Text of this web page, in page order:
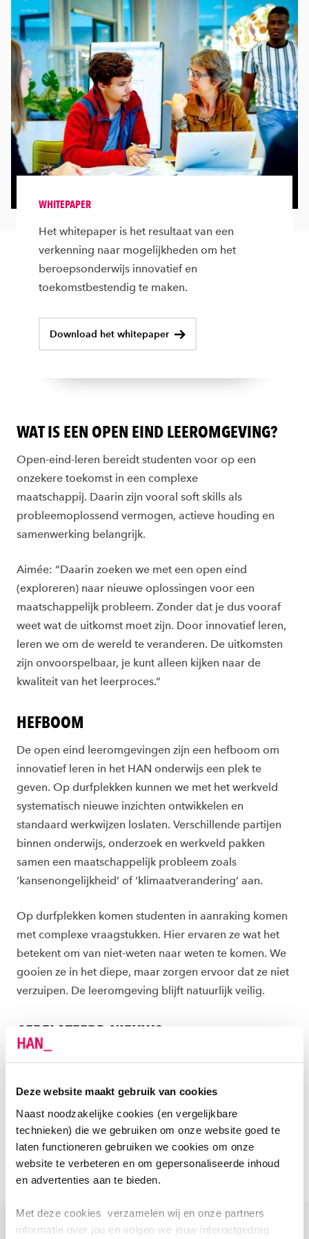
Deze website maakt gebruik van cookies
Naast noodzakelijke cookies (en vergelijkbare
technieken) die we gebruiken om onze website goed te
laten functioneren gebruiken we cookies om onze
website te verbeteren en om gepersonaliseerde inhoud
en advertenties aan te bieden.
Met deze cookies verzamelen wij en onze partners
informatie over jou en volgen we jouw internetgedrag
WHITEPAPER
Het whitepaper is het resultaat van een
verkenning naar mogelijkheden om het
beroepsonderwijs innovatief en
toekomstbestendig te maken.
Download het whitepaper
WAT IS EEN OPEN EIND LEEROMGEVING?
Open-eind-leren bereidt studenten voor op een
onzekere toekomst in een complexe
maatschappij. Daarin zijn vooral soft skills als
probleemoplossend vermogen, actieve houding en
samenwerking belangrijk.
Aimée: “Daarin zoeken we met een open eind
(exploreren) naar nieuwe oplossingen voor een
maatschappelijk probleem. Zonder dat je dus vooraf
weet wat de uitkomst moet zijn. Door innovatief leren,
leren we om de wereld te veranderen. De uitkomsten
zijn onvoorspelbaar, je kunt alleen kijken naar de
kwaliteit van het leerproces.”
HEFBOOM
De open eind leeromgevingen zijn een hefboom om
innovatief leren in het HAN onderwijs een plek te
geven. Op durfplekken kunnen we met het werkveld
systematisch nieuwe inzichten ontwikkelen en
standaard werkwijzen loslaten. Verschillende partijen
binnen onderwijs, onderzoek en werkveld pakken
samen een maatschappelijk probleem zoals
‘kansenongelijkheid’ of ‘klimaatverandering’ aan.
Op durfplekken komen studenten in aanraking komen
met complexe vraagstukken. Hier ervaren ze wat het
betekent om van niet-weten naar weten te komen. We
gooien ze in het diepe, maar zorgen ervoor dat ze niet
verzuipen. De leeromgeving blijft natuurlijk veilig.
GERELATEERD NIEUWS
Innoveren kun je leren!
De innovator van de toekomst wordt innovatief
opgeleid
TEAM